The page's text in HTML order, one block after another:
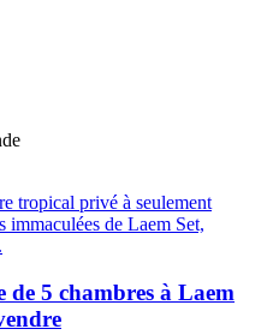
tropical privé à seulement
immaculées de Laem Set,
5 chambres à Laem